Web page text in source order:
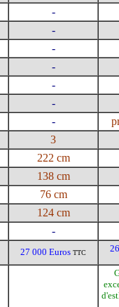
-
-
-
-
-
-
-
3
222 cm
138 cm
76 cm
124 cm
-
27 000 Euros TTC